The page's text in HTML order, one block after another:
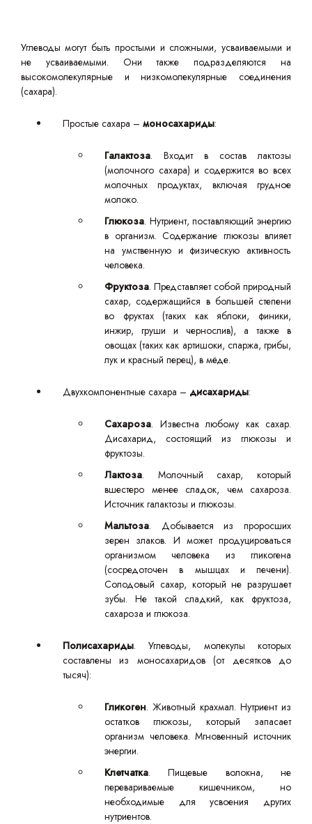
Углеводы могут быть простыми и сложными, усваиваемыми и
не усваиваемыми. Они также подразделяются на
высокомолекулярные и низкомолекулярные соединения
(сахара).
Простые сахара – моносахариды:
Галактоза. Входит в состав лактозы
(молочного сахара) и содержится во всех
молочных продуктах, включая грудное
молоко.
Глюкоза. Нутриент, поставляющий энергию
в организм. Содержание глюкозы влияет
на умственную и физическую активность
человека.
Фруктоза. Представляет собой природный
сахар, содержащийся в большей степени
во фруктах (таких как яблоки, финики,
инжир, груши и чернослив), а также в
овощах (таких как артишоки, спаржа, грибы,
лук и красный перец), в мёде.
Двухкомпонентные сахара – дисахариды:
Сахароза. Известна любому как сахар.
Дисахарид, состоящий из глюкозы и
фруктозы.
Лактоза. Молочный сахар, который
вшестеро менее сладок, чем сахароза.
Источник галактозы и глюкозы.
Мальтоза. Добывается из проросших
зерен злаков. И может продуцироваться
организмом человека из гликогена
(сосредоточен в мышцах и печени).
Солодовый сахар, который не разрушает
зубы. Не такой сладкий, как фруктоза,
сахароза и глюкоза.
Полисахариды. Углеводы, молекулы которых
составлены из моносахаридов (от десятков до
тысяч):
Гликоген. Животный крахмал. Нутриент из
остатков глюкозы, который запасает
организм человека. Мгновенный источник
энергии.
Клетчатка. Пищевые волокна, не
перевариваемые кишечником, но
необходимые для усвоения других
нутриентов.